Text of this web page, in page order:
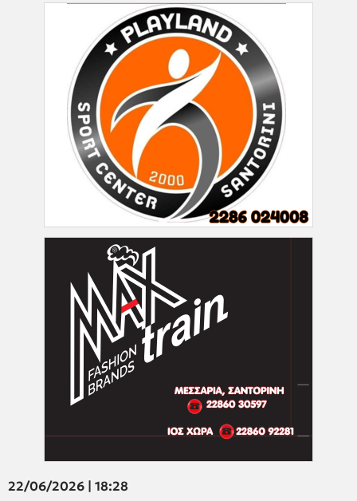
22/06/2026 | 18:28